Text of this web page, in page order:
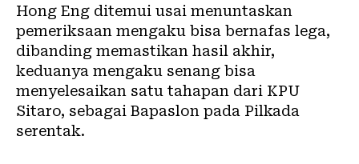
Hong Eng ditemui usai menuntaskan
pemeriksaan mengaku bisa bernafas lega,
dibanding memastikan hasil akhir,
keduanya mengaku senang bisa
menyelesaikan satu tahapan dari KPU
Sitaro, sebagai Bapaslon pada Pilkada
serentak.